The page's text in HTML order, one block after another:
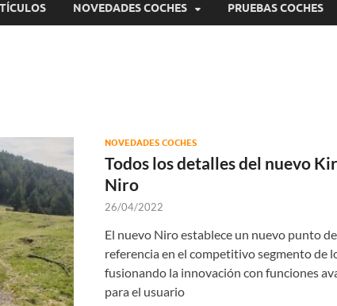
NOVEDADES COCHES PRUEBAS COCHES
NOVEDADES COCHES
Todos los detalles del nuevo
Niro
26/04/2022
El nuevo Niro establece un nuevo punto de
referencia en el competitivo segmento de
fusionando la innovación con funciones
para el usuario